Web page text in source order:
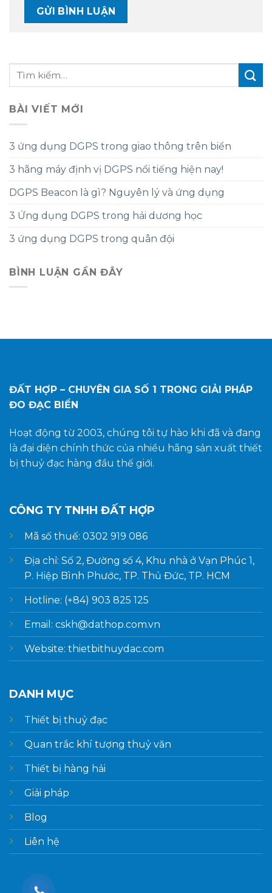
BÀI VIẾT MỚI
3 ứng dụng DGPS trong giao thông trên biển
3 hãng máy định vị DGPS nổi tiếng hiện nay!
DGPS Beacon là gì? Nguyên lý và ứng dụng
3 Ứng dụng DGPS trong hải dương học
3 ứng dụng DGPS trong quân đội
BÌNH LUẬN GẦN ĐÂY
ĐẤT HỢP – CHUYÊN GIA SỐ 1 TRONG GIẢI PHÁP
ĐO ĐẠC BIỂN
Hoạt động từ 2003, chúng tôi tự hào khi đã và đang
là đại diện chính thức của nhiều hãng sản xuất thiết
bị thuỷ đạc hàng đầu thế giới.
CÔNG TY TNHH ĐẤT HỢP
Mã số thuế: 0302 919 086
Địa chỉ: Số 2, Đường số 4, Khu nhà ở Vạn Phúc 1,
P. Hiệp Bình Phước, TP. Thủ Đức, TP. HCM
Hotline: (+84) 903 825 125
Email: cskh@dathop.com.vn
Website: thietbithuydac.com
DANH MỤC
Thiết bị thuỷ đạc
Quan trắc khí tượng thuỷ văn
Thiết bị hàng hải
Giải pháp
Blog
Liên hệ